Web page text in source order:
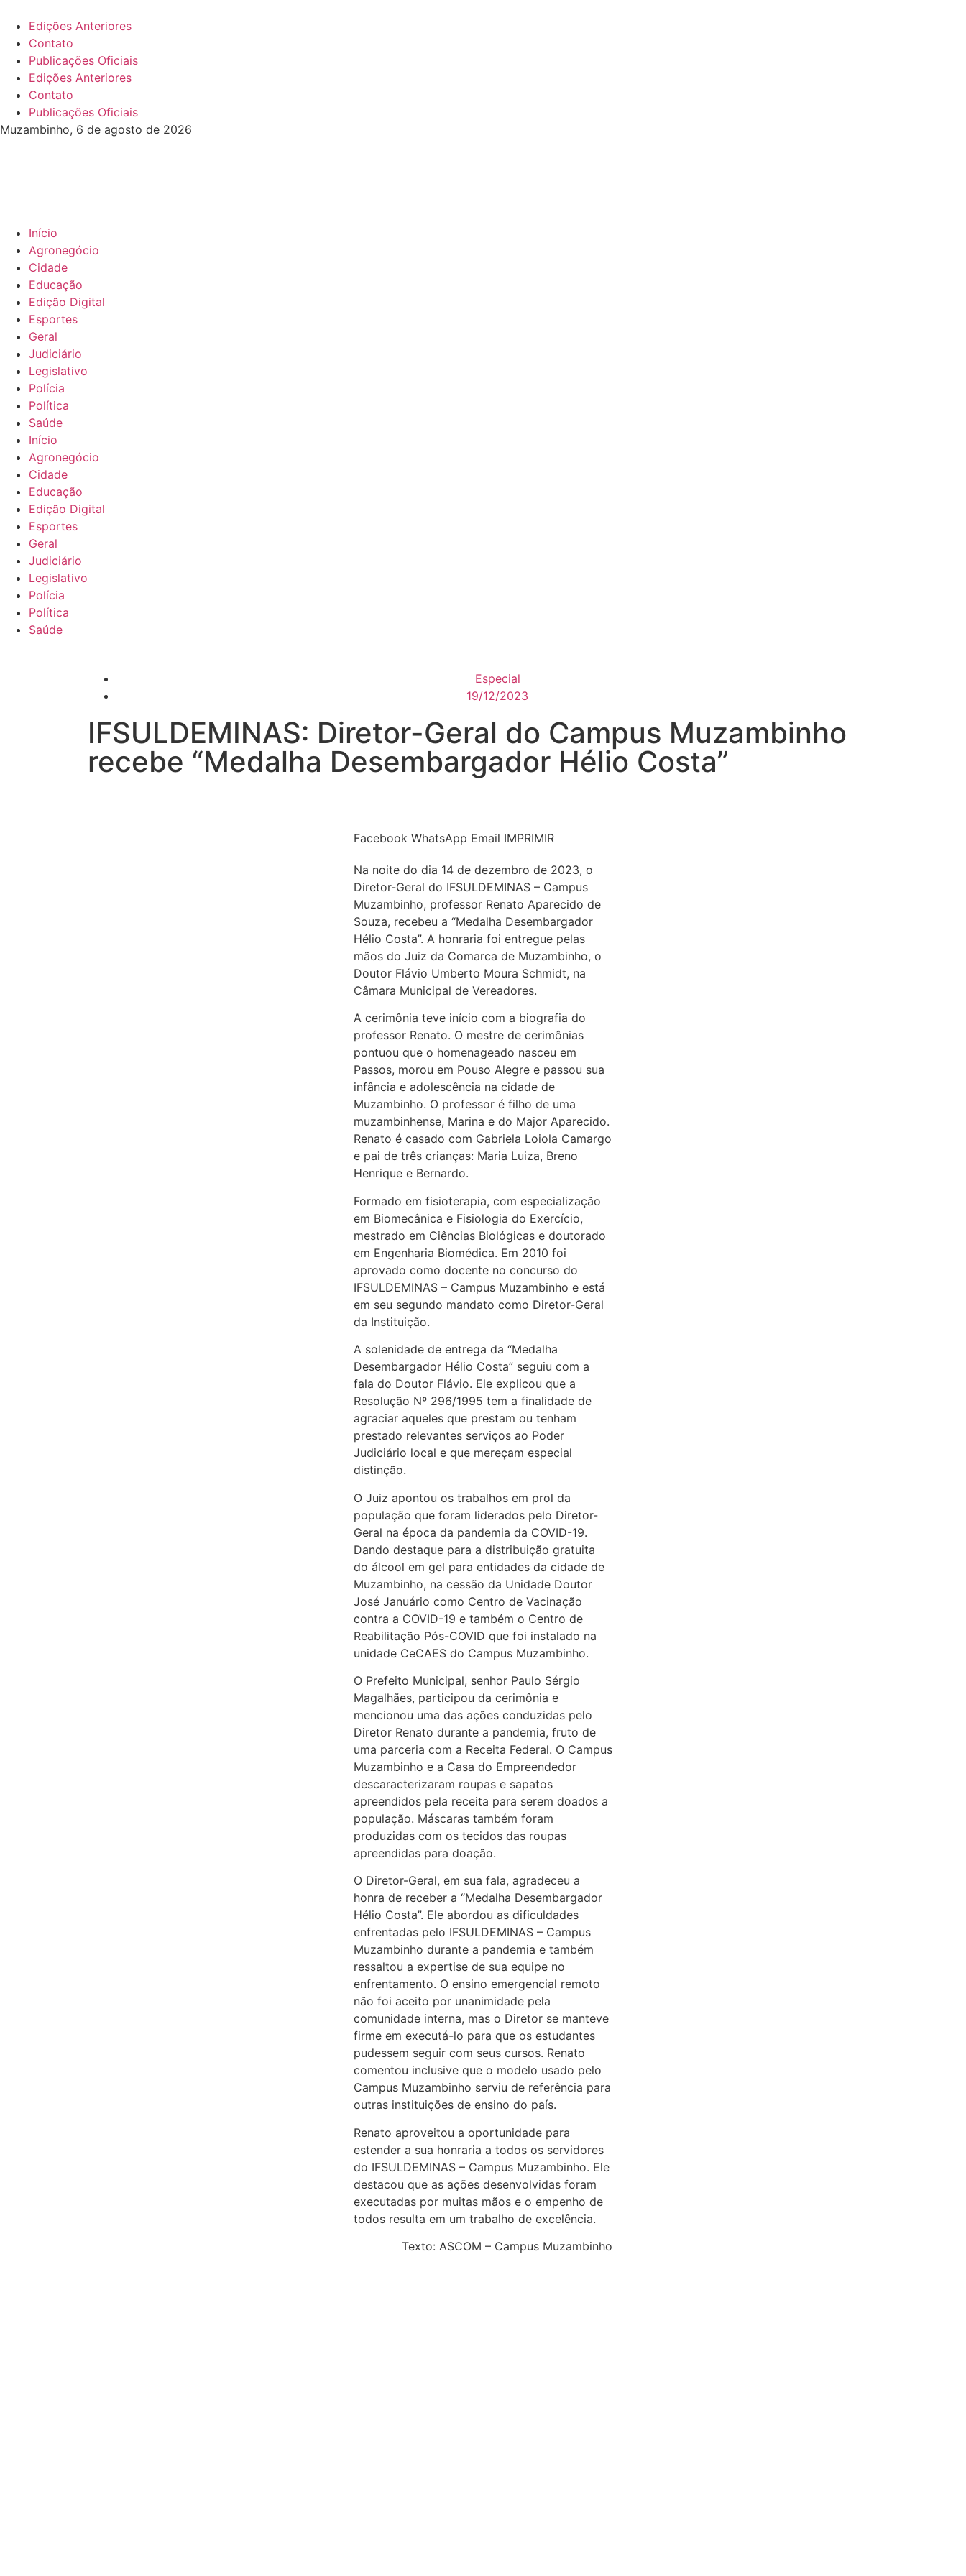
Edições Anteriores
Contato
Publicações Oficiais
Edições Anteriores
Contato
Publicações Oficiais
Muzambinho, 6 de agosto de 2026
Início
Agronegócio
Cidade
Educação
Edição Digital
Esportes
Geral
Judiciário
Legislativo
Polícia
Política
Saúde
Início
Agronegócio
Cidade
Educação
Edição Digital
Esportes
Geral
Judiciário
Legislativo
Polícia
Política
Saúde
Especial
19/12/2023
IFSULDEMINAS: Diretor-Geral do Campus Muzambinho
recebe “Medalha Desembargador Hélio Costa”
Facebook WhatsApp Email IMPRIMIR
Na noite do dia 14 de dezembro de 2023, o
Diretor-Geral do IFSULDEMINAS – Campus
Muzambinho, professor Renato Aparecido de
Souza, recebeu a “Medalha Desembargador
Hélio Costa”. A honraria foi entregue pelas
mãos do Juiz da Comarca de Muzambinho, o
Doutor Flávio Umberto Moura Schmidt, na
Câmara Municipal de Vereadores.
A cerimônia teve início com a biografia do
professor Renato. O mestre de cerimônias
pontuou que o homenageado nasceu em
Passos, morou em Pouso Alegre e passou sua
infância e adolescência na cidade de
Muzambinho. O professor é filho de uma
muzambinhense, Marina e do Major Aparecido.
Renato é casado com Gabriela Loiola Camargo
e pai de três crianças: Maria Luiza, Breno
Henrique e Bernardo.
Formado em fisioterapia, com especialização
em Biomecânica e Fisiologia do Exercício,
mestrado em Ciências Biológicas e doutorado
em Engenharia Biomédica. Em 2010 foi
aprovado como docente no concurso do
IFSULDEMINAS – Campus Muzambinho e está
em seu segundo mandato como Diretor-Geral
da Instituição.
A solenidade de entrega da “Medalha
Desembargador Hélio Costa” seguiu com a
fala do Doutor Flávio. Ele explicou que a
Resolução Nº 296/1995 tem a finalidade de
agraciar aqueles que prestam ou tenham
prestado relevantes serviços ao Poder
Judiciário local e que mereçam especial
distinção.
O Juiz apontou os trabalhos em prol da
população que foram liderados pelo Diretor-
Geral na época da pandemia da COVID-19.
Dando destaque para a distribuição gratuita
do álcool em gel para entidades da cidade de
Muzambinho, na cessão da Unidade Doutor
José Januário como Centro de Vacinação
contra a COVID-19 e também o Centro de
Reabilitação Pós-COVID que foi instalado na
unidade CeCAES do Campus Muzambinho.
O Prefeito Municipal, senhor Paulo Sérgio
Magalhães, participou da cerimônia e
mencionou uma das ações conduzidas pelo
Diretor Renato durante a pandemia, fruto de
uma parceria com a Receita Federal. O Campus
Muzambinho e a Casa do Empreendedor
descaracterizaram roupas e sapatos
apreendidos pela receita para serem doados a
população. Máscaras também foram
produzidas com os tecidos das roupas
apreendidas para doação.
O Diretor-Geral, em sua fala, agradeceu a
honra de receber a “Medalha Desembargador
Hélio Costa”. Ele abordou as dificuldades
enfrentadas pelo IFSULDEMINAS – Campus
Muzambinho durante a pandemia e também
ressaltou a expertise de sua equipe no
enfrentamento. O ensino emergencial remoto
não foi aceito por unanimidade pela
comunidade interna, mas o Diretor se manteve
firme em executá-lo para que os estudantes
pudessem seguir com seus cursos. Renato
comentou inclusive que o modelo usado pelo
Campus Muzambinho serviu de referência para
outras instituições de ensino do país.
Renato aproveitou a oportunidade para
estender a sua honraria a todos os servidores
do IFSULDEMINAS – Campus Muzambinho. Ele
destacou que as ações desenvolvidas foram
executadas por muitas mãos e o empenho de
todos resulta em um trabalho de excelência.
Texto: ASCOM – Campus Muzambinho